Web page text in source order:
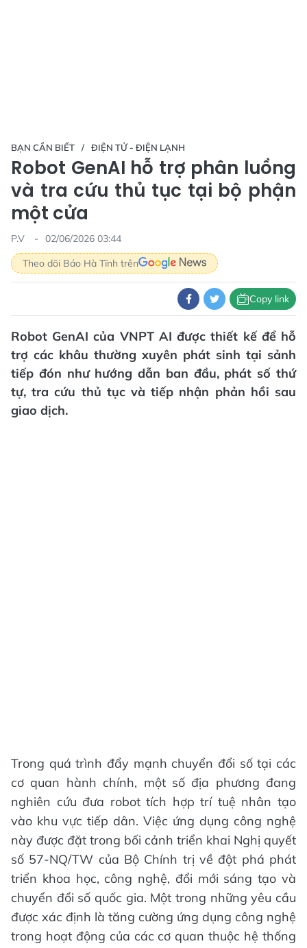
BẠN CẦN BIẾT ĐIỆN TỬ - ĐIỆN LẠNH
Robot GenAI hỗ trợ phân luồng
và tra cứu thủ tục tại bộ phận
một cửa
P.V
02/06/2026 03:44
Theo dõi Báo Hà Tĩnh trên
Copy link
Robot GenAI của VNPT AI được thiết kế để hỗ
trợ các khâu thường xuyên phát sinh tại sảnh
tiếp đón như hướng dẫn ban đầu, phát số thứ
tự, tra cứu thủ tục và tiếp nhận phản hồi sau
giao dịch.
Trong quá trình đẩy mạnh chuyển đổi số tại các
cơ quan hành chính, một số địa phương đang
nghiên cứu đưa robot tích hợp trí tuệ nhân tạo
vào khu vực tiếp dân. Việc ứng dụng công nghệ
này được đặt trong bối cảnh triển khai Nghị quyết
số 57-NQ/TW của Bộ Chính trị về đột phá phát
triển khoa học, công nghệ, đổi mới sáng tạo và
chuyển đổi số quốc gia. Một trong những yêu cầu
được xác định là tăng cường ứng dụng công nghệ
trong hoạt động của các cơ quan thuộc hệ thống